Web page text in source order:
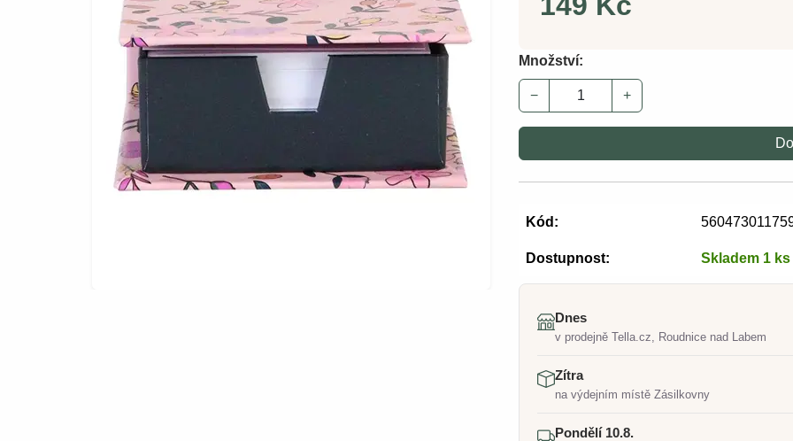
Množství:
− +
Kód:
Dostupnost: Skladem 1 ks
Dnes
v prodejně Tella.cz, Roudnice nad Labem
Zítra
na výdejním místě Zásilkovny
Pondělí 10.8.